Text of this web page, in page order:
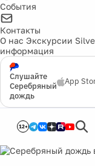
События
Контакты
О нас Экскурсии
информация
Слушайте
Серебряный
дождь
App
12+